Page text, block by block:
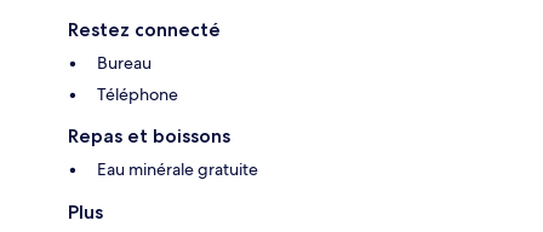
Restez connecté
Bureau
Téléphone
Repas et boissons
Eau minérale gratuite
Plus